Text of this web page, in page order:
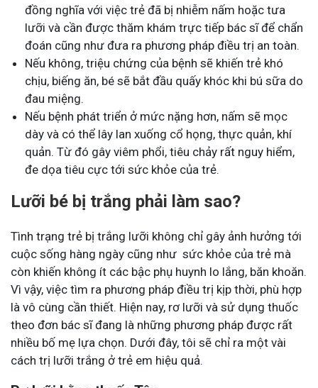
đồng nghĩa với việc trẻ đã bị nhiễm nấm hoặc tưa
lưỡi và cần được thăm khám trực tiếp bác sĩ để chẩn
đoán cũng như đưa ra phương pháp điều trị an toàn.
Nếu không, triệu chứng của bệnh sẽ khiến trẻ khó
chịu, biếng ăn, bé sẽ bắt đầu quấy khóc khi bú sữa do
đau miệng.
Nếu bệnh phát triển ở mức nặng hơn, nấm sẽ mọc
dày và có thể lây lan xuống cổ họng, thực quản, khí
quản. Từ đó gây viêm phổi, tiêu chảy rất nguy hiểm,
đe dọa tiêu cực tới sức khỏe của trẻ.
Lưỡi bé bị trắng phải làm sao?
Tình trạng trẻ bị trắng lưỡi không chỉ gây ảnh hưởng tới
cuộc sống hàng ngày cũng như sức khỏe của trẻ mà
còn khiến không ít các bậc phụ huynh lo lắng, băn khoăn.
Vì vậy, việc tìm ra phương pháp điều trị kịp thời, phù hợp
là vô cùng cần thiết. Hiện nay, rơ lưỡi và sử dụng thuốc
theo đơn bác sĩ đang là những phương pháp được rất
nhiều bố mẹ lựa chọn. Dưới đây, tôi sẽ chỉ ra một vài
cách trị lưỡi trắng ở trẻ em hiệu quả.